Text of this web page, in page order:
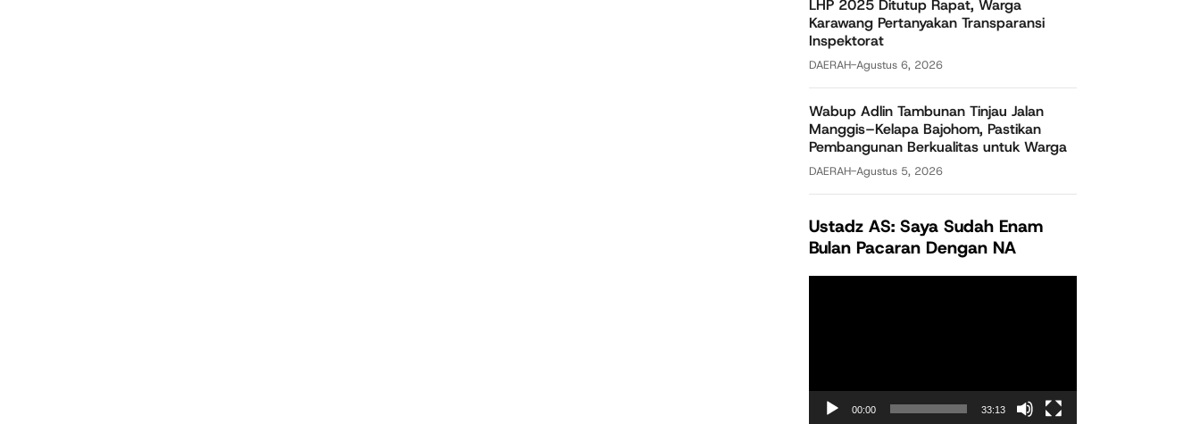
LHP 2025 Ditutup Rapat, Warga
Karawang Pertanyakan Transparansi
Inspektorat
DAERAH-Agustus 6, 2026
Wabup Adlin Tambunan Tinjau Jalan
Manggis–Kelapa Bajohom, Pastikan
Pembangunan Berkualitas untuk Warga
DAERAH-Agustus 5, 2026
Ustadz AS: Saya Sudah Enam
Bulan Pacaran Dengan NA
00:00 33:13